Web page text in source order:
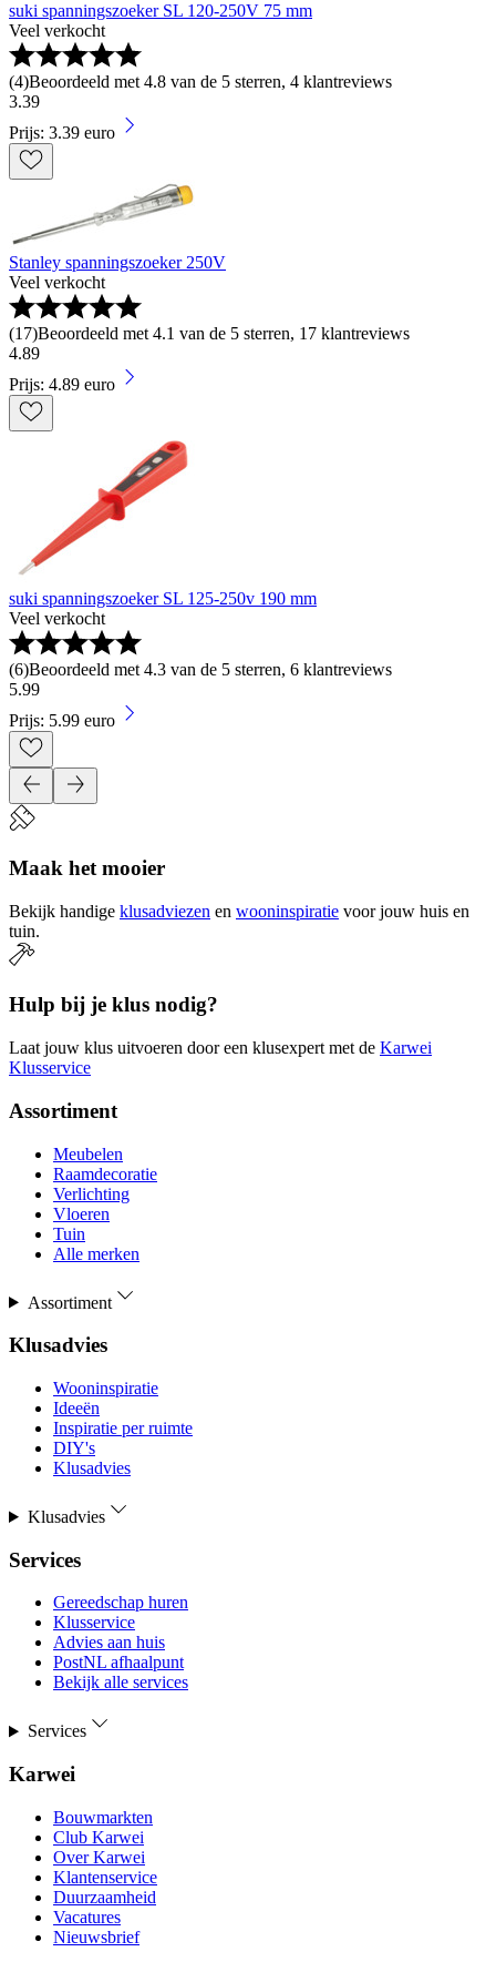
suki spanningszoeker SL 120-250V 75 mm
Veel verkocht
(4)Beoordeeld met 4.8 van de 5 sterren, 4 klantreviews
3.39
Prijs: 3.39 euro
Stanley spanningszoeker 250V
Veel verkocht
(17)Beoordeeld met 4.1 van de 5 sterren, 17 klantreviews
4.89
Prijs: 4.89 euro
suki spanningszoeker SL 125-250v 190 mm
Veel verkocht
(6)Beoordeeld met 4.3 van de 5 sterren, 6 klantreviews
5.99
Prijs: 5.99 euro
Maak het mooier
Bekijk handige klusadviezen en wooninspiratie voor jouw huis en
tuin.
Hulp bij je klus nodig?
Laat jouw klus uitvoeren door een klusexpert met de Karwei
Klusservice
Assortiment
Meubelen
Raamdecoratie
Verlichting
Vloeren
Tuin
Alle merken
Assortiment
Klusadvies
Wooninspiratie
Ideeën
Inspiratie per ruimte
DIY's
Klusadvies
Klusadvies
Services
Gereedschap huren
Klusservice
Advies aan huis
PostNL afhaalpunt
Bekijk alle services
Services
Karwei
Bouwmarkten
Club Karwei
Over Karwei
Klantenservice
Duurzaamheid
Vacatures
Nieuwsbrief